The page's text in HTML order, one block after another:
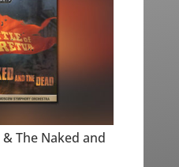
The Naked and